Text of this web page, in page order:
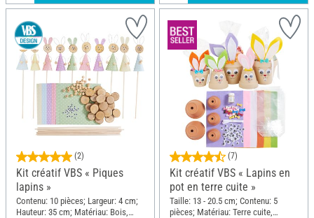
(2)
Kit créatif VBS « Piques
lapins »
Contenu: 10 pièces; Largeur: 4 cm;
Hauteur: 35 cm; Matériau: Bois,
(7)
Kit créatif VBS « Lapins en
pot en terre cuite »
Taille: 13 - 20.5 cm; Contenu: 5
pièces; Matériau: Terre cuite,